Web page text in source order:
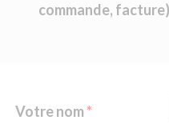
commande, facture)
Votre nom